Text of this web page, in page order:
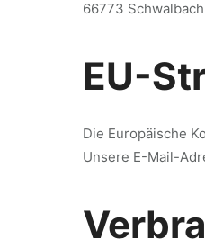
66773 Schwalbach
EU-
Die Europäische
Unsere E-Mail-